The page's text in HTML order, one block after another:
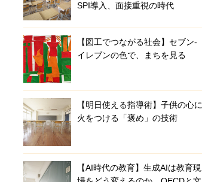
SPI導入、面接重視の時代
【図工でつながる社会】セブン‐
イレブンの色で、まちを見る
【明日使える指導術】子供の心に
火をつける「褒め」の技術
【AI時代の教育】生成AIは教育現